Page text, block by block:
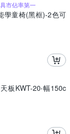
市佔率第一
學童椅(黑框)-2色可
板KWT-20‧幅150c